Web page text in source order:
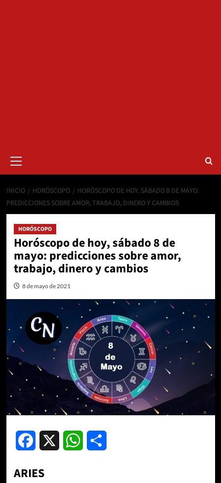
primario
INICIO HORÓSCOPO
HORÓSCOPO DE HOY, SÁBADO 8 DE MAYO:
PREDICCIONES SOBRE AMOR, TRABAJO, DINERO Y CAMBIOS
HORÓSCOPO
Horóscopo de hoy, sábado 8 de
mayo: predicciones sobre amor,
trabajo, dinero y cambios
8 de mayo de 2021
Facebook WhatsApp
ARIES